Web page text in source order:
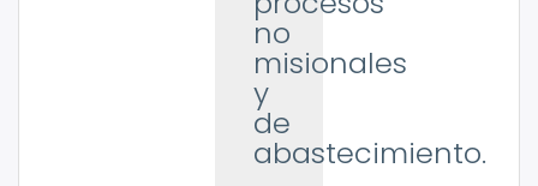
no
misionales
y
de
abastecimiento.